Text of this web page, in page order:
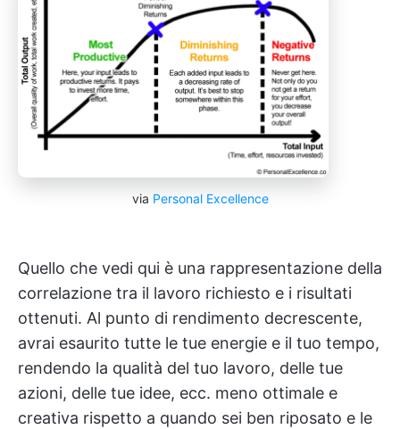
via Personal Excellence
Quello che vedi qui è una rappresentazione della
correlazione tra il lavoro richiesto e i risultati
ottenuti. Al punto di rendimento decrescente,
avrai esaurito tutte le tue energie e il tuo tempo,
rendendo la qualità del tuo lavoro, delle tue
azioni, delle tue idee, ecc. meno ottimale e
creativa rispetto a quando sei ben riposato e le